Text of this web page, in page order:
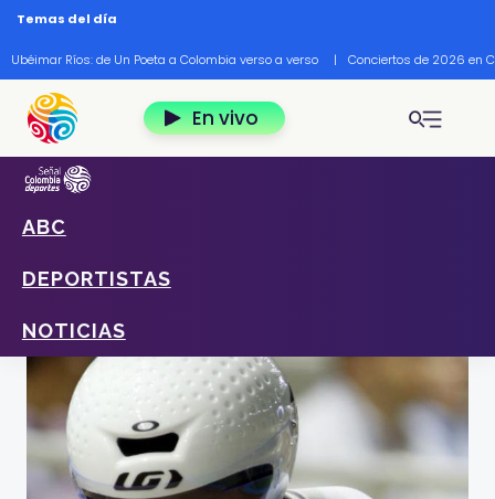
Pasar al contenido principal
Temas del día
Ubéimar Ríos: de Un Poeta a Colombia verso a verso | Conciertos de 2026 en
En vivo
ABC
DEPORTISTAS
NOTICIAS
Home
Guillermo Cuadrado